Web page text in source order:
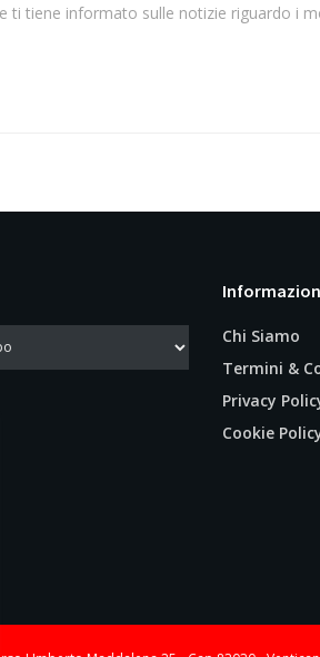
ti tiene informato sulle notizie riguardo i
Chi Siamo
Termini &
Privacy
Cookie